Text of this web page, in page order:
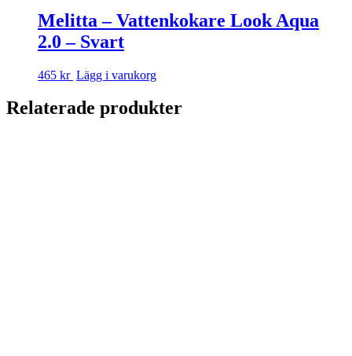
Melitta – Vattenkokare Look Aqua
2.0 – Svart
465 kr Lägg i varukorg
Relaterade produkter